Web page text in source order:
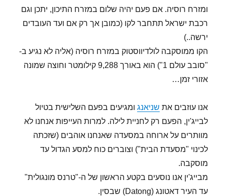
ומזרח רוסיה. אם פעם יהיה שלום במזרח התיכון, יתכן וגם
רכבת ישראל תתחבר לקו (כמובן אך רק אם ועד העובדים
ירשה..)
הקו ממוסקבה לולדיווסטוק במזרח רוסיה (אליה לא נגיע ב-
"סובב עולם 1") הוא באורך 9,288 קילומטר וחוצה שמונה
אזורי זמן…
אנו עוזבים את שניאנג ומגיעים בפעם השלישית בטיול
לבייג'ין, הפעם רק לחניית לילה. למרות העייפות אנחנו לא
מוותרים על ארוחה במסעדה שאנחנו אוהבים (שזכתה
לכינוי "מסעדת הבית") וצוברים כוח למסע הגדול עד
מוסקבה.
מבייג'ין אנו נוסעים בקטע הראשון של ה-"טרנס מונגולית"
עד העיר דאטונג (Datong) שבסין.